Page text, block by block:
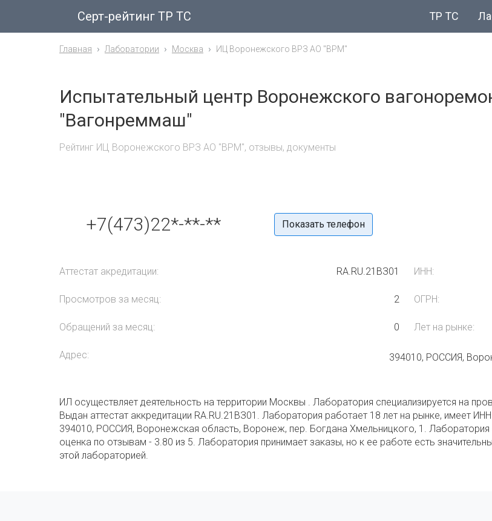
Серт-рейтинг ТР ТС ТР ТС
Главная Лаборатории Москва ИЦ Воронежского ВРЗ АО "ВРМ"
Испытательный центр Воронежского
"Вагонреммаш"
Рейтинг ИЦ Воронежского ВРЗ АО "ВРМ", отзывы, документы
+7(473)22*-**-** Показать телефон
Аттестат акредитации: RA.RU.21ВЗ01
Просмотров за месяц: 2
Обращений за месяц: 0
ИНН:
ОГРН:
Лет на рынке:
Адрес: 394010, РОССИЯ,
ИЛ осуществляет деятельность на территории Москвы . Лаборатория специализируется на
Выдан аттестат аккредитации RA.RU.21ВЗ01. Лаборатория работает 18 лет на рынке, имеет
394010, РОССИЯ, Воронежская область, Воронеж, пер. Богдана Хмельницкого, 1. Лаборатория
оценка по отзывам - 3.80 из 5. Лаборатория принимает заказы, но к ее работе есть
этой лабораторией.